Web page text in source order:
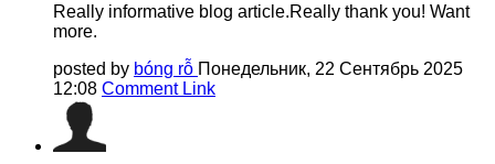
Really informative blog article.Really thank you! Want
more.
posted by bóng rỗ Понедельник, 22 Сентябрь 2025
12:08 Comment Link